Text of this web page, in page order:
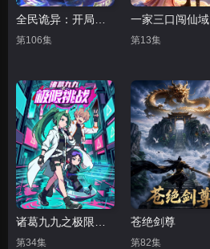
第106集
一家三口闯仙域
第13集
第34集
苍绝剑尊
第82集